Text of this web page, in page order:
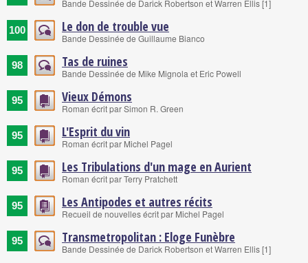
Bande Dessinée de Darick Robertson et Warren Ellis [1]
100 Le don de trouble vue
Bande Dessinée de Guillaume Bianco
98 Tas de ruines
Bande Dessinée de Mike Mignola et Eric Powell
95 Vieux Démons
Roman écrit par Simon R. Green
95 L'Esprit du vin
Roman écrit par Michel Pagel
95 Les Tribulations d'un mage en Aurient
Roman écrit par Terry Pratchett
95 Les Antipodes et autres récits
Recueil de nouvelles écrit par Michel Pagel
95 Transmetropolitan : Eloge Funèbre
Bande Dessinée de Darick Robertson et Warren Ellis [1]